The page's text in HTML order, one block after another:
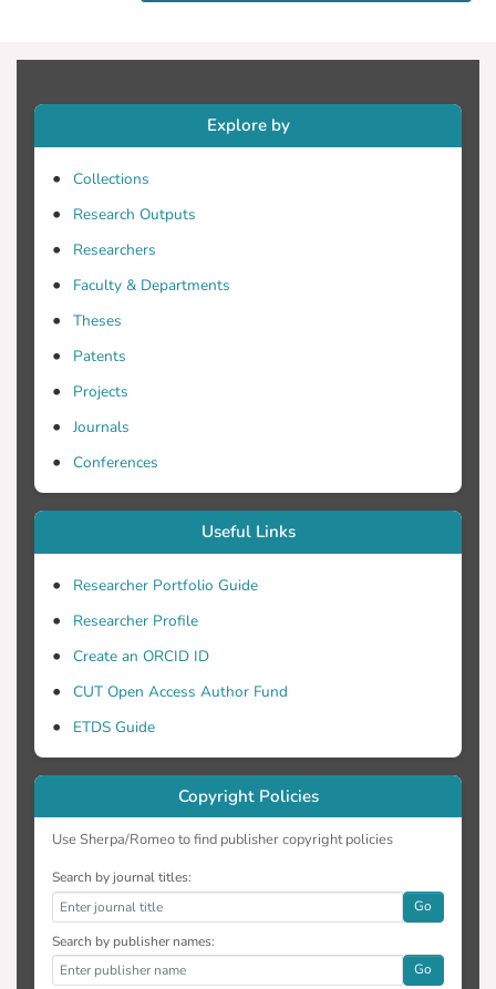
από ιδιωτικές επιχειρήσεις διαχείρισης
περιουσίας και προστασίας των δανείων
για όφελος των τραπεζών.Ως εκ
τούτου, η εργασία διαχωρίζεται σχετικά
Οικονομικής Κρίσης, το (2) στις
Εξυπηρετούμενων Δανείων) στις
Τράπεζες και Εξαγορά Αυτών από
Επιχειρήσεις. Στο (3), η Μεθολογία
Έρευνας και στο (4) τα Αποτελέσματα
Έρευνας.
Explore by
Collections
Research Outputs
Researchers
Faculty & Departments
Theses
Patents
Projects
Journals
Conferences
Useful Links
Researcher Portfolio Guide
Researcher Profile
Create an ORCID ID
CUT Open Access Author Fund
ETDS Guide
Copyright Policies
Use Sherpa/Romeo to find publisher copyright policies
Search by journal titles:
Go
Search by publisher names:
Go